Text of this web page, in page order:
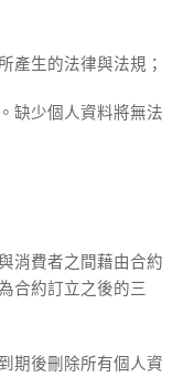
產生的法律與法規；
缺少個人資料將無法
消費者之間藉由合約
合約訂立之後的三
期後刪除所有個人資